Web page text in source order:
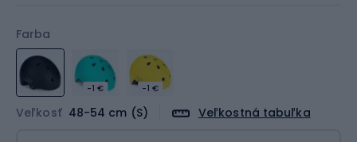
Farba
-1 € -1 €
Veľkosť 48-54 cm (S) Veľkostná tabuľka